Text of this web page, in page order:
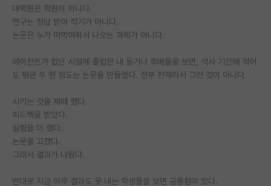
대학원은 학원이 아니다.
연구는 정답 받아 적기가 아니다.
논문은 누가 떠먹여줘서 나오는 과제가 아니다.
에이전트가 없던 시절에 졸업한 내 동기나 후배들을 보면, 석사 기간에 적어
도 평균 두 편 정도는 논문을 만들었다. 전부 천재라서 그런 것이 아니다.
시키는 것을 제때 했다.
피드백을 받았다.
실험을 더 했다.
논문을 고쳤다.
그래서 결과가 나왔다.
반대로 지금 아무 결과도 못 내는 학생들을 보면 공통점이 있다.